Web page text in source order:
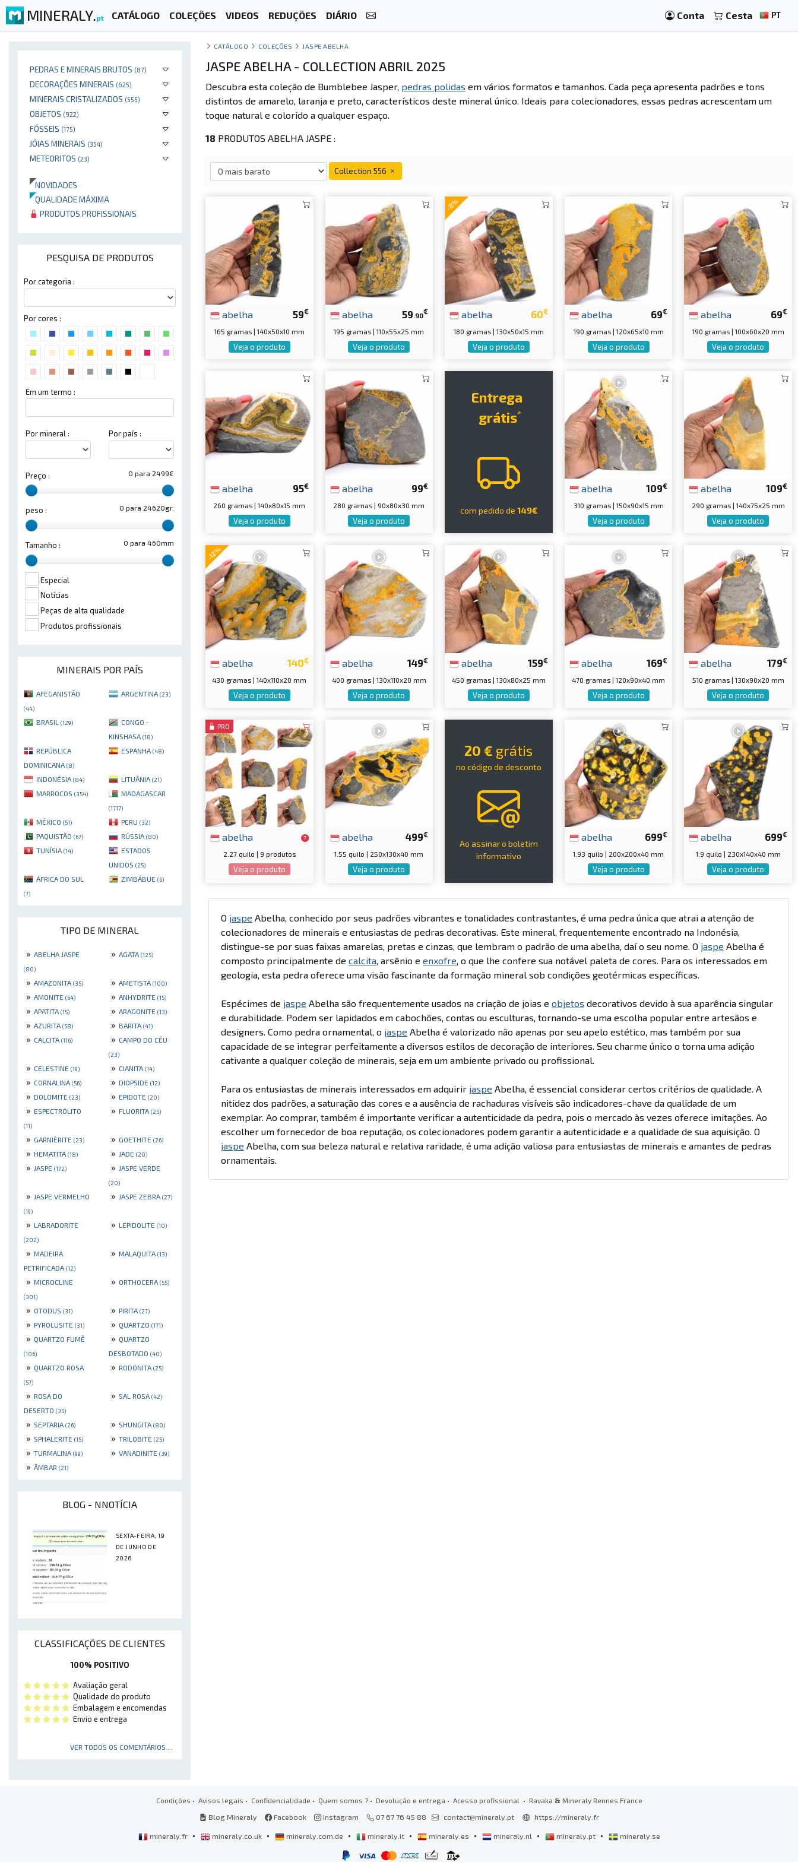
MINERALY.pt CATÁLOGO COLEÇÕES VIDEOS REDUÇÕES DIÁRIO Conta Cesta PT
PEDRAS E MINERAIS BRUTOS (87)
DECORAÇÕES MINERAIS (625)
MINERAIS CRISTALIZADOS (555)
OBJETOS (922)
FÓSSEIS (175)
JÓIAS MINERAIS (354)
METEORITOS (23)
NOVIDADES
QUALIDADE MÁXIMA
PRODUTOS PROFISSIONAIS
PESQUISA DE PRODUTOS
Por categoria :
Por cores :
Em um termo :
Por mineral : Por país :
0 para 2499€
Preço :
0 para 24620gr.
peso :
0 para 460mm
Tamanho :
Especial
Notícias
Peças de alta qualidade
Produtos profissionais
MINERAIS POR PAÍS
AFEGANISTÃO
(44)
ARGENTINA (23)
BRASIL (129)
CONGO -
KINSHASA (18)
REPÚBLICA
DOMINICANA (8)
ESPANHA (48)
INDONÉSIA (84) LITUÂNIA (21)
MARROCOS (354) MADAGASCAR
(1717)
MÉXICO (51) PERU (32)
PAQUISTÃO (67) RÚSSIA (80)
TUNÍSIA (14)
ESTADOS
UNIDOS (25)
ÁFRICA DO SUL
(7)
ZIMBÁBUE (6)
TIPO DE MINERAL
» ABELHA JASPE
(80)
» AGATA (125)
» AMAZONITA (35) » AMETISTA (100)
» AMONITE (64) » ANHYDRITE (15)
» APATITA (15) » ARAGONITE (13)
» AZURITA (58) » BARITA (41)
» CALCITA (116) » CAMPO DO CÉU
(23)
» CELESTINE (19) » CIANITA (14)
» CORNALINA (56) » DIOPSIDE (12)
» DOLOMITE (23) » EPIDOTE (20)
» ESPECTRÓLITO
(11)
» FLUORITA (25)
» GARNIÈRITE (23) » GOETHITE (26)
» HEMATITA (18) » JADE (20)
» JASPE (172) » JASPE VERDE
(20)
» JASPE VERMELHO
(19)
» JASPE ZEBRA (27)
» LABRADORITE
(202)
» LEPIDOLITE (10)
» MADEIRA
PETRIFICADA (12)
» MALAQUITA (13)
» MICROCLINE
(301)
» ORTHOCERA (55)
» OTODUS (31) » PIRITA (27)
» PYROLUSITE (31) » QUARTZO (171)
» QUARTZO FUMÊ
(106)
» QUARTZO
DESBOTADO (40)
» QUARTZO ROSA
(57)
» RODONITA (25)
» ROSA DO
DESERTO (35)
» SAL ROSA (42)
» SEPTARIA (26) » SHUNGITA (80)
» SPHALERITE (15) » TRILOBITE (25)
» TURMALINA (99) » VANADINITE (39)
» ÂMBAR (21)
BLOG - NNOTÍCIA
SEXTA-FEIRA, 19
DE JUNHO DE
2026
CLASSIFICAÇÕES DE CLIENTES
100% POSITIVO
Avaliação geral
Qualidade do produto
Embalagem e encomendas
Envio e entrega
VER TODOS OS COMENTÁRIOS ...
CATÁLOGO COLEÇÕES JASPE ABELHA
JASPE ABELHA - COLLECTION ABRIL 2025
Descubra esta coleção de Bumblebee Jasper, pedras polidas em vários formatos e tamanhos. Cada peça apresenta padrões e tons
distintos de amarelo, laranja e preto, característicos deste mineral único. Ideais para colecionadores, essas pedras acrescentam um
toque natural e colorido a qualquer espaço.
18 PRODUTOS ABELHA JASPE :
Collection 556
59€
abelha
165 gramas | 140x50x10 mm
Veja o produto
59 .90€
abelha
195 gramas | 110x55x25 mm
Veja o produto
-8%
60€
abelha
180 gramas | 130x50x15 mm
Veja o produto
69€
abelha
190 gramas | 120x65x10 mm
Veja o produto
69€
abelha
190 gramas | 100x60x20 mm
Veja o produto
95€
abelha
260 gramas | 140x80x15 mm
Veja o produto
99€
abelha
280 gramas | 90x80x30 mm
Veja o produto
Entrega
grátis*
com pedido de 149€
109€
abelha
310 gramas | 150x90x15 mm
Veja o produto
109€
abelha
290 gramas | 140x75x25 mm
Veja o produto
-12%
140€
abelha
430 gramas | 140x110x20 mm
Veja o produto
149€
abelha
400 gramas | 130x110x20 mm
Veja o produto
159€
abelha
450 gramas | 130x80x25 mm
Veja o produto
169€
abelha
470 gramas | 120x90x40 mm
Veja o produto
179€
abelha
510 gramas | 130x90x20 mm
Veja o produto
PRO
abelha
2.27 quilo | 9 produtos
Veja o produto
499€
abelha
1.55 quilo | 250x130x40 mm
Veja o produto
20 € grátis
no código de desconto
Ao assinar o boletim
informativo
699€
abelha
1.93 quilo | 200x200x40 mm
Veja o produto
699€
abelha
1.9 quilo | 230x140x40 mm
Veja o produto
O jaspe Abelha, conhecido por seus padrões vibrantes e tonalidades contrastantes, é uma pedra única que atrai a atenção de
colecionadores de minerais e entusiastas de pedras decorativas. Este mineral, frequentemente encontrado na Indonésia,
distingue-se por suas faixas amarelas, pretas e cinzas, que lembram o padrão de uma abelha, daí o seu nome. O jaspe Abelha é
composto principalmente de calcita, arsênio e enxofre, o que lhe confere sua notável paleta de cores. Para os interessados em
geologia, esta pedra oferece uma visão fascinante da formação mineral sob condições geotérmicas específicas.
Espécimes de jaspe Abelha são frequentemente usados na criação de joias e objetos decorativos devido à sua aparência singular
e durabilidade. Podem ser lapidados em cabochões, contas ou esculturas, tornando-se uma escolha popular entre artesãos e
designers. Como pedra ornamental, o jaspe Abelha é valorizado não apenas por seu apelo estético, mas também por sua
capacidade de se integrar perfeitamente a diversos estilos de decoração de interiores. Seu charme único o torna uma adição
cativante a qualquer coleção de minerais, seja em um ambiente privado ou profissional.
Para os entusiastas de minerais interessados em adquirir jaspe Abelha, é essencial considerar certos critérios de qualidade. A
nitidez dos padrões, a saturação das cores e a ausência de rachaduras visíveis são indicadores-chave da qualidade de um
exemplar. Ao comprar, também é importante verificar a autenticidade da pedra, pois o mercado às vezes oferece imitações. Ao
escolher um fornecedor de boa reputação, os colecionadores podem garantir a autenticidade e a qualidade de sua aquisição. O
jaspe Abelha, com sua beleza natural e relativa raridade, é uma adição valiosa para entusiastas de minerais e amantes de pedras
ornamentais.
Condições • Avisos legais • Confidencialidade • Quem somos ?• Devolução e entrega • Acesso profissional • Ravaka & Mineraly Rennes France
Blog Mineraly
Facebook Instagram 07 67 76 45 88 contact@mineraly.pt https://mineraly.fr
mineraly.fr • mineraly.co.uk • mineraly.com.de • mineraly.it • mineraly.es • mineraly.nl • mineraly.pt • mineraly.se